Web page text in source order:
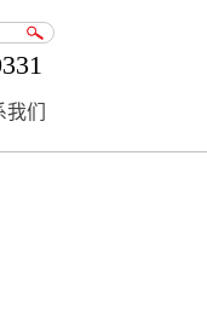
们